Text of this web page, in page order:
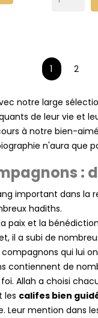
1 2
notre large
de leur vie et
à notre bien-
n'aura que
:
important dans la
hadiths.
paix et la
il a subi de
compagnons qui lui
contiennent de
Allah a choisi
les califes bien
Leur mention dans